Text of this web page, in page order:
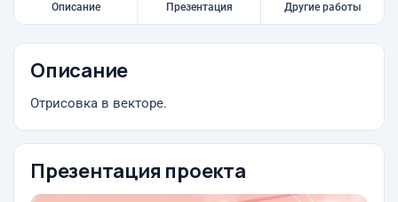
Описание Презентация Другие работы
Описание
Отрисовка в векторе.
Презентация проекта